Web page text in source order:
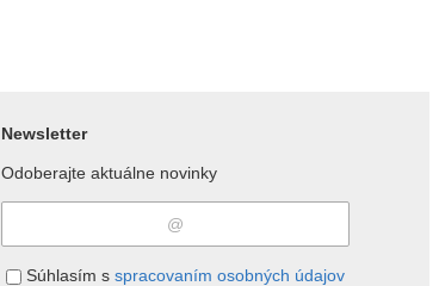
Newsletter
Odoberajte aktuálne novinky
Súhlasím s spracovaním osobných údajov